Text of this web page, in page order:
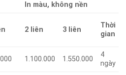
In màu, không nền
2 liên 3 liên
Thời
gian
1.100.000 1.550.000
4
ngày